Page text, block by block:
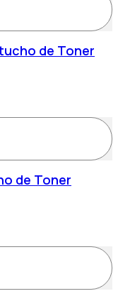
de Toner
de Toner